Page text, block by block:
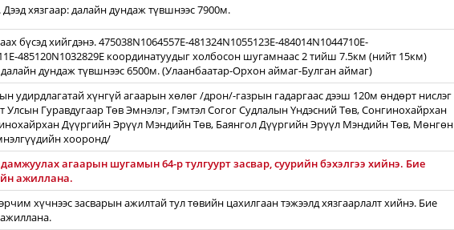
хязгаар: далайн дундаж түвшнээс 7900м.
бүсэд хийгдэнэ. 475038N1064557E-481324N1055123E-484014N1044710E-
485120N1032829E координатуудыг холбосон шугамнаас 2 тийш 7.5км (нийт 15км)
дундаж түвшнээс 6500м. (Улаанбаатар-Орхон аймаг-Булган аймаг)
удирдлагатай хүнгүй агаарын хөлөг /дрон/-газрын гадаргаас дээш 120м өндөрт нислэг
Гуравдугаар Төв Эмнэлэг, Гэмтэл Согог Судлалын Үндэсний Төв, Сонгинохайрхан
Дүүргийн Эрүүл Мэндийн Төв, Баянгол Дүүргийн Эрүүл Мэндийн Төв, Мөнгөн
хооронд/
агаарын шугамын 64-р тулгуурт засвар, суурийн бэхэлгээ хийнэ. Бие
ажиллана.
хүчнээс засварын ажилтай тул төвийн цахилгаан тэжээлд хязгаарлалт хийнэ. Бие
ажиллана.